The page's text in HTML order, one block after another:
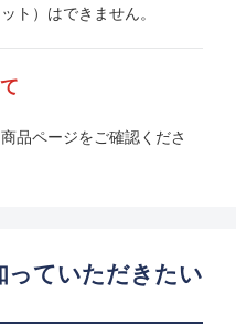
ト）はできません。
品ページをご確認くださ
っていただきたい